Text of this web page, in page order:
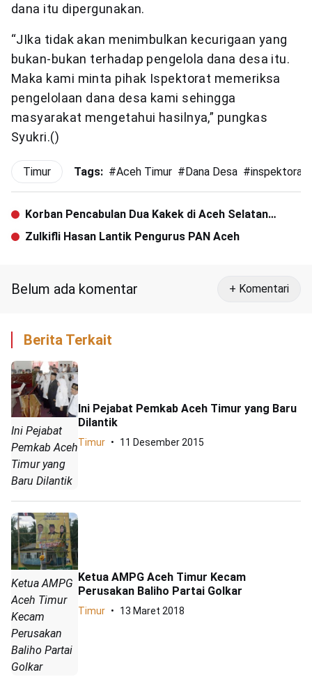
dana itu dipergunakan.
“JIka tidak akan menimbulkan kecurigaan yang
bukan-bukan terhadap pengelola dana desa itu.
Maka kami minta pihak Ispektorat memeriksa
pengelolaan dana desa kami sehingga
masyarakat mengetahui hasilnya,” pungkas
Syukri.()
Timur Tags: #Aceh Timur #Dana Desa #inspektorat
Korban Pencabulan Dua Kakek di Aceh Selatan
Bertambah
Zulkifli Hasan Lantik Pengurus PAN Aceh
Belum ada komentar + Komentari
Berita Terkait
Ini Pejabat
Pemkab Aceh
Timur yang
Baru Dilantik
Ini Pejabat Pemkab Aceh Timur yang Baru
Dilantik
Timur 11 Desember 2015
Ketua AMPG
Aceh Timur
Kecam
Perusakan
Baliho Partai
Golkar
Ketua AMPG Aceh Timur Kecam
Perusakan Baliho Partai Golkar
Timur 13 Maret 2018